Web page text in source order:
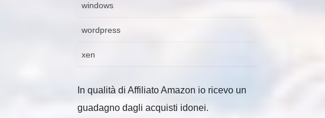
windows
wordpress
xen
In qualità di Affiliato Amazon io ricevo un
guadagno dagli acquisti idonei.